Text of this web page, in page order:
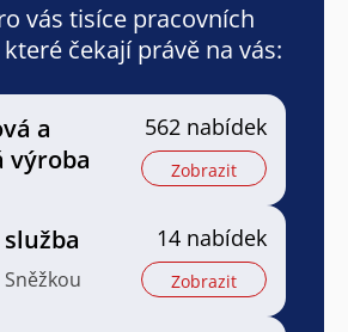
vás tisíce pracovních
čekají právě na vás:
a
výroba
562 nabídek
Zobrazit
14 nabídek
Zobrazit